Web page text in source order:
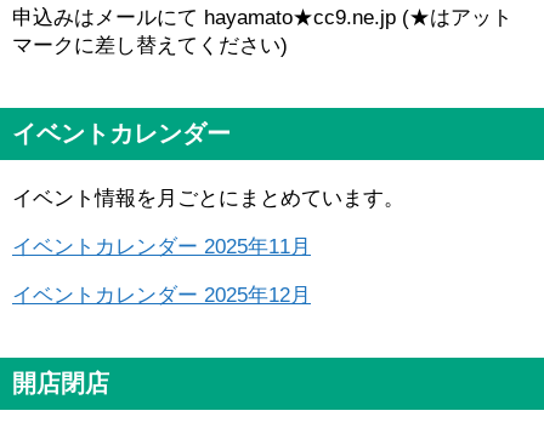
申込みはメールにて hayamato★cc9.ne.jp (★はアット
マークに差し替えてください)
イベントカレンダー
イベント情報を月ごとにまとめています。
イベントカレンダー 2025年11月
イベントカレンダー 2025年12月
開店閉店